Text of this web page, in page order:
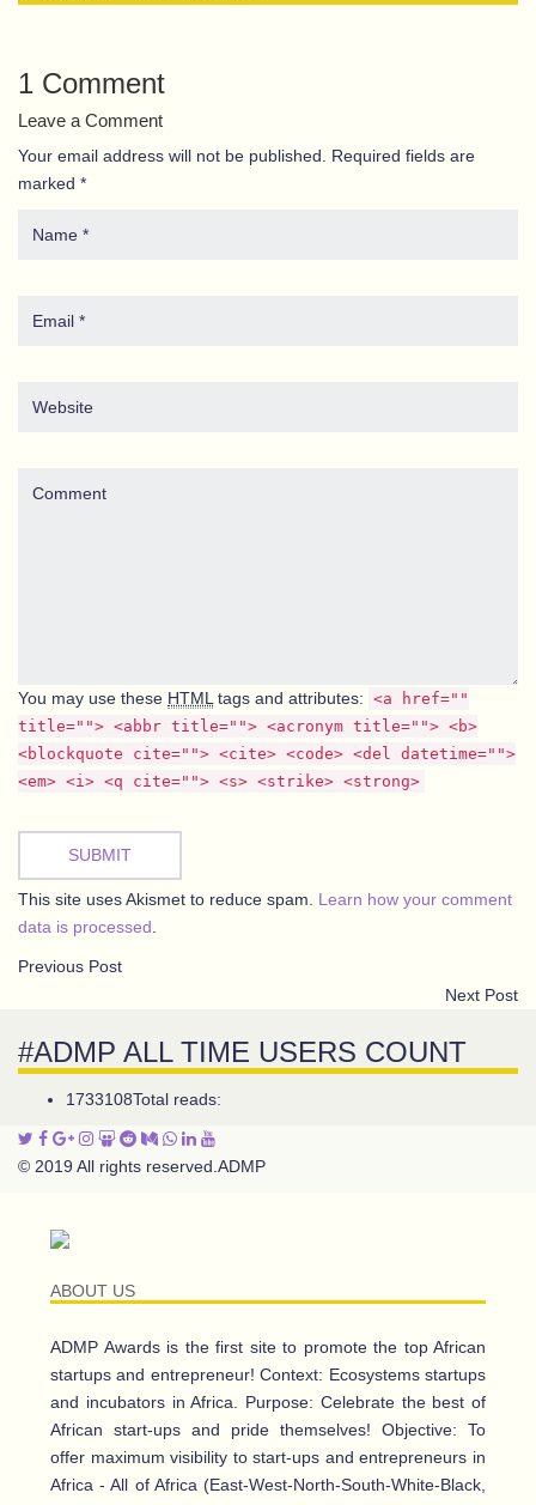
1 Comment
Leave a Comment
Your email address will not be published. Required fields are
marked *
You may use these HTML tags and attributes: <a href=""
title=""> <abbr title=""> <acronym title=""> <b>
<blockquote cite=""> <cite> <code> <del datetime="">
<em> <i> <q cite=""> <s> <strike> <strong>
SUBMIT
This site uses Akismet to reduce spam. Learn how your comment
data is processed
Previous Post
Next Post
#ADMP ALL TIME USERS COUNT
1733108Total reads:
© 2019 All rights reserved. ADMP
ABOUT US
ADMP Awards is the first site to promote the top African
startups and entrepreneur! Context: Ecosystems startups
and incubators in Africa. Purpose: Celebrate the best of
African start-ups and pride themselves! Objective: To
offer maximum visibility to start-ups and entrepreneurs in
Africa - All of Africa (East-West-North-South-White-Black,